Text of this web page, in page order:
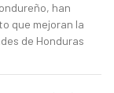
han
que mejoran la
de Honduras